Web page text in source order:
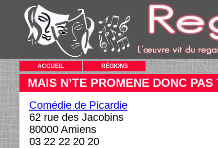
ACCUEIL RÉGIONS
MAIS N’TE PROMENE DONC
Comédie de Picardie
62 rue des Jacobins
80000 Amiens
03 22 22 20 20